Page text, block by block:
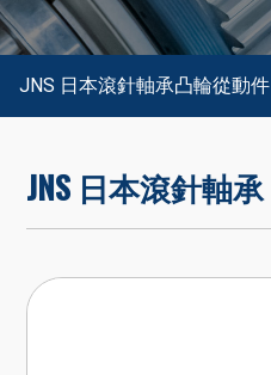
JNS 日本滾針軸承凸輪從動件
JNS 日本滾針軸承